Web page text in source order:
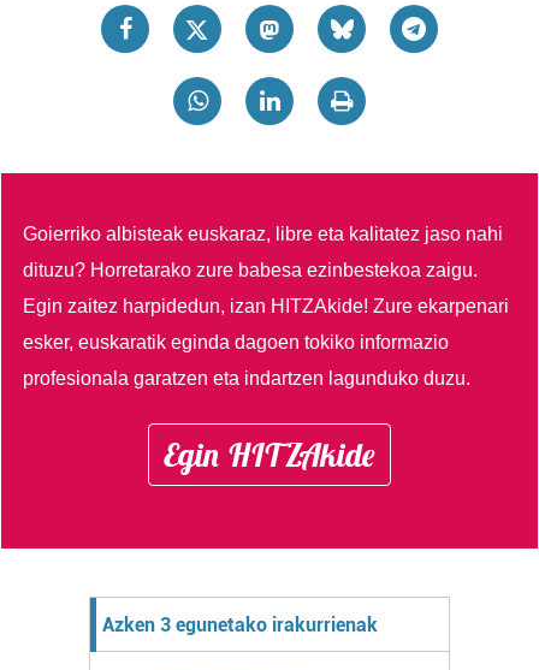
Goierriko albisteak euskaraz, libre eta kalitatez jaso nahi
dituzu? Horretarako zure babesa ezinbestekoa zaigu.
Egin zaitez harpidedun, izan HITZAkide!Zure ekarpenari
esker, euskaratik eginda dagoen tokiko informazio
profesionala garatzen eta indartzen lagunduko duzu.
Egin HITZAkide
Azken 3 egunetako irakurrienak